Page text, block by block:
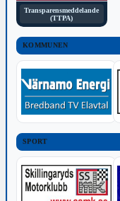
Transparensmeddelande
(TTPA)
KOMMUNEN
SPORT